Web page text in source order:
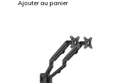
Ajouter au panier